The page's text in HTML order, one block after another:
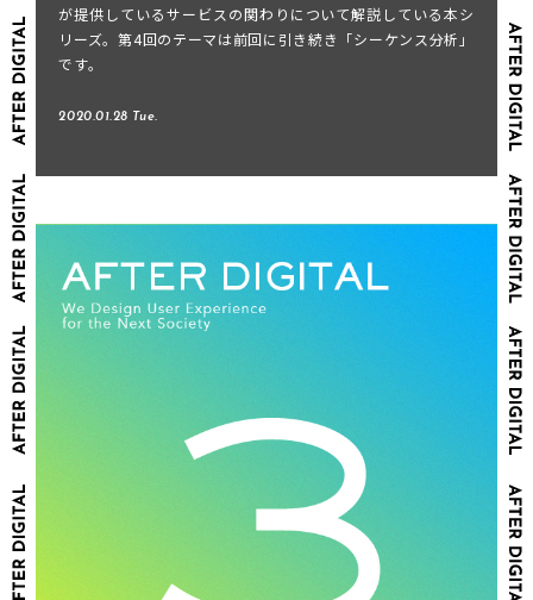
が提供しているサービスの関わりについて解説している本シ
リーズ。第4回のテーマは前回に引き続き「シーケンス分析」
です。
2020.01.28 Tue.